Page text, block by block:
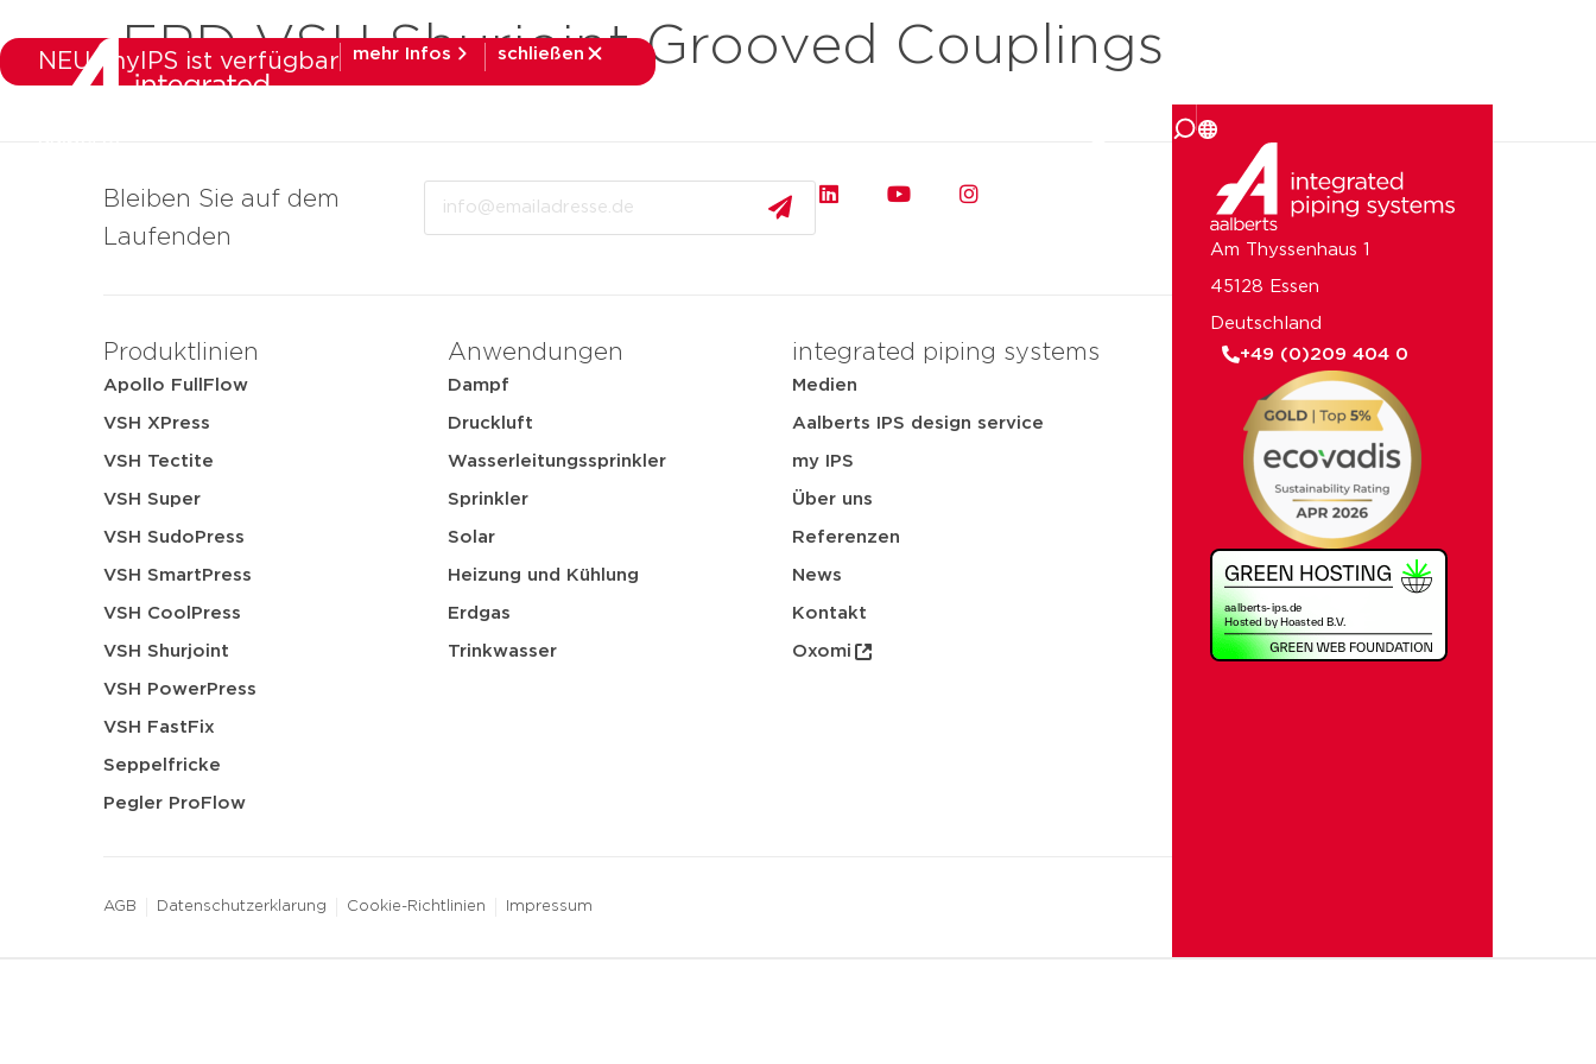
NEU: myIPS ist verfügbar mehr Infos
schließen
EPD VSH Shurjoint Grooved Couplings
Bleiben Sie auf dem
Laufenden
Produktlinien
Apollo FullFlow
VSH XPress
VSH Tectite
VSH Super
VSH SudoPress
VSH SmartPress
VSH CoolPress
VSH Shurjoint
VSH PowerPress
VSH FastFix
Seppelfricke
Pegler ProFlow
Anwendungen
Dampf
Druckluft
Wasserleitungssprinkler
Sprinkler
Solar
Heizung und Kühlung
Erdgas
Trinkwasser
integrated piping systems
Medien
Aalberts IPS design service
my IPS
Über uns
Referenzen
News
Kontakt
Oxomi
AGB Datenschutzerklarung Cookie-Richtlinien Impressum
Am Thyssenhaus 1
45128 Essen
Deutschland
+49 (0)209 404 0